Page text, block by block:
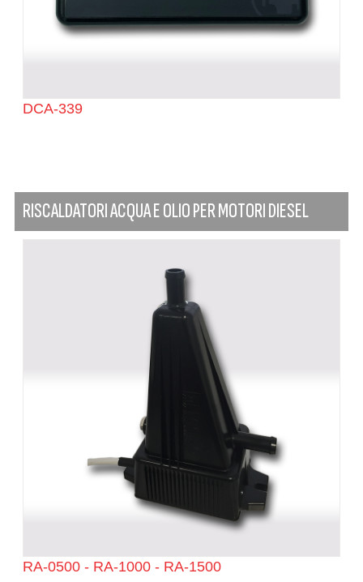
DCA-339
RISCALDATORI ACQUA E OLIO PER MOTORI DIESEL
RA-0500 - RA-1000 - RA-1500